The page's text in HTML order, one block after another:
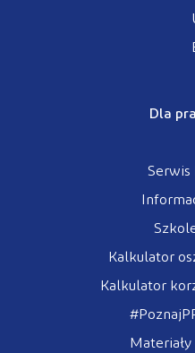
Dla
Serwis
Kalkulator
Kalkulator